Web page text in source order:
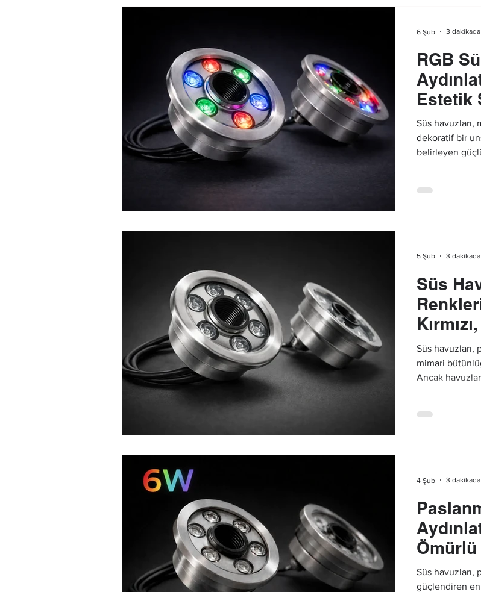
RGB
Estetik
Süs havuzları,
dekoratif bir
belirleyen
6 Şub 3
Süs
ve
Süs havuzları,
mimari
Ancak
atmosferini
5 Şub 3
Süs
güçlendiren en
4 Şub 3